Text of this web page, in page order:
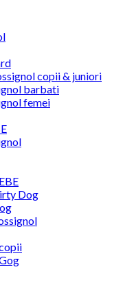
copii & juniori
barbati
femei
Dog